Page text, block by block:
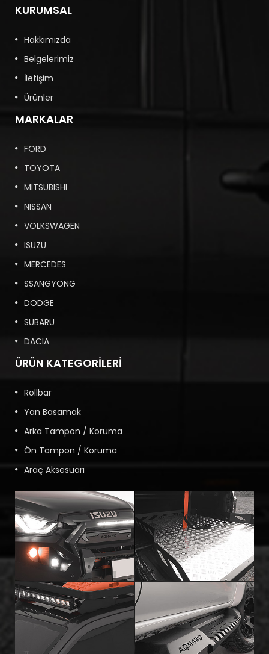
KURUMSAL
Hakkımızda
Belgelerimiz
İletişim
Ürünler
MARKALAR
FORD
TOYOTA
MITSUBISHI
NISSAN
VOLKSWAGEN
ISUZU
MERCEDES
SSANGYONG
DODGE
SUBARU
DACIA
ÜRÜN KATEGORILERI
Rollbar
Yan Basamak
Arka Tampon / Koruma
Ön Tampon / Koruma
Araç Aksesuarı